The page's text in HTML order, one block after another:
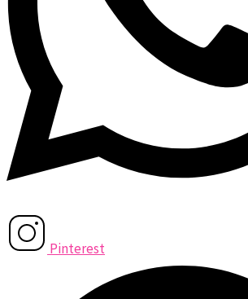
Pinterest